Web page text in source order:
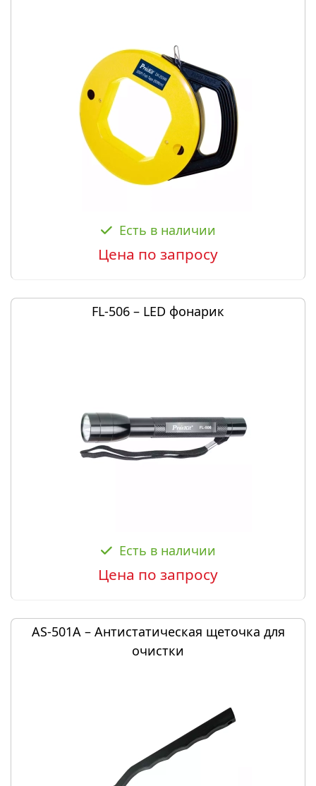
Есть в наличии
Цена по запросу
FL-506 – LED фонарик
Есть в наличии
Цена по запросу
AS-501A – Антистатическая щеточка для
очистки